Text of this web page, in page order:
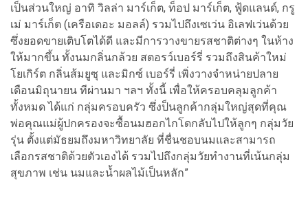
เป็นส่วนใหญ่ อาทิ วิลล่า มาร์เก็ต, ท็อป มาร์เก็ต, ฟู้ดแลนด์, กรู
เม่ มาร์เก็ต (เครือเดอะ มอลล์) รวมไปถึงเซเว่น อิเลฟเว่นด้วย
ซึ่งยอดขายเติบโตได้ดี และมีการวางขายรสชาติต่างๆ ในห้าง
ให้มากขึ้น ทั้งนมกลิ่นกล้วย สตอรว์เบอร์รี่ รวมถึงสินค้าใหม่
โยเกิร์ต กลิ่นส้มยูซุ และมิกซ์ เบอร์รี่ เพิ่งวางจำหน่ายปลาย
เดือนมิถุนายน ทีผ่านมา ฯลฯ ทั้งนี้ เพื่อให้ครอบคลุมลูกค้า
ทั้งหมด ได้แก่ กลุ่มครอบครัว ซึ่งป็นลูกค้ากลุ่มใหญ่สุดที่คุณ
พ่อคุณแม่ผู้ปกครองจะซื้อนมฮอกไกโดกลับไปให้ลูกๆ กลุ่มวัย
รุ่น ตั้งแต่มัธยมถึงมหาวิทยาลัย ที่ชื่นชอบนมและสามารถ
เลือกรสชาติด้วยตัวเองได้ รวมไปถึงกลุ่มวัยทำงานที่เน้นกลุ่ม
สุขภาพ เช่น นมและน้ำผลไม้เป็นหลัก”